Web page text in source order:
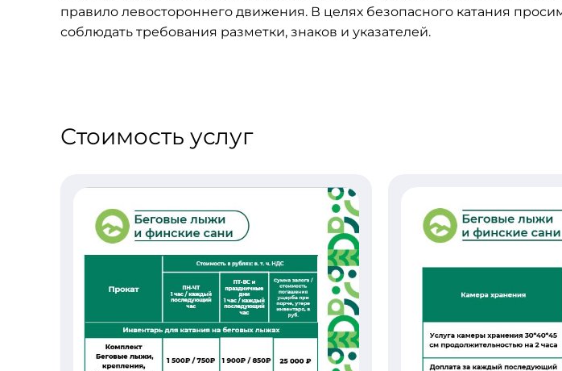
правило левостороннего движения. В целях безопасного катания
соблюдать требования разметки, знаков и указателей.
Стоимость услуг